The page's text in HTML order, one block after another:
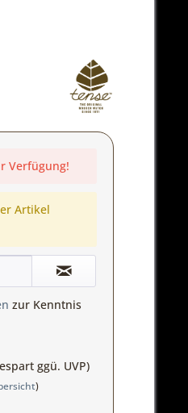
Verfügung!
Artikel
zur Kenntnis
ggü. UVP)
)